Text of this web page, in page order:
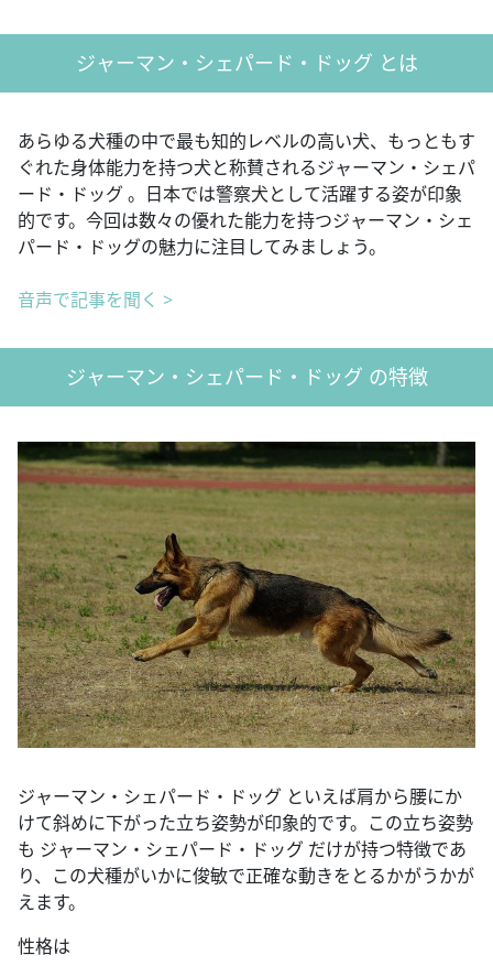
ジャーマン・シェパード・ドッグ とは
あらゆる犬種の中で最も知的レベルの高い犬、もっともす
ぐれた身体能力を持つ犬と称賛されるジャーマン・シェパ
ード・ドッグ 。日本では警察犬として活躍する姿が印象
的です。今回は数々の優れた能力を持つジャーマン・シェ
パード・ドッグの魅力に注目してみましょう。
音声で記事を聞く >
ジャーマン・シェパード・ドッグ の特徴
ジャーマン・シェパード・ドッグ といえば肩から腰にか
けて斜めに下がった立ち姿勢が印象的です。この立ち姿勢
も ジャーマン・シェパード・ドッグ だけが持つ特徴であ
り、この犬種がいかに俊敏で正確な動きをとるかがうかが
えます。
性格は